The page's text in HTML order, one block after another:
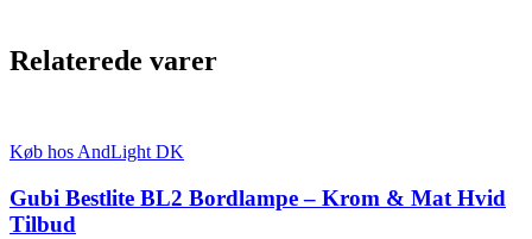
Relaterede varer
Køb hos AndLight DK
Gubi Bestlite BL2 Bordlampe – Krom & Mat Hvid
Tilbud